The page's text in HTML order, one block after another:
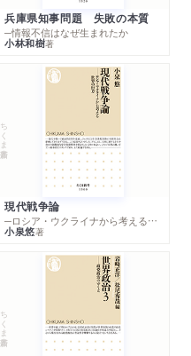
兵庫県知事問題 失敗の本質
─情報不信はなぜ生まれたか
小林和樹著
ちくま新書
現代戦争論
─ロシア・ウクライナから考える世界の行方
小泉悠著
ちくま新書